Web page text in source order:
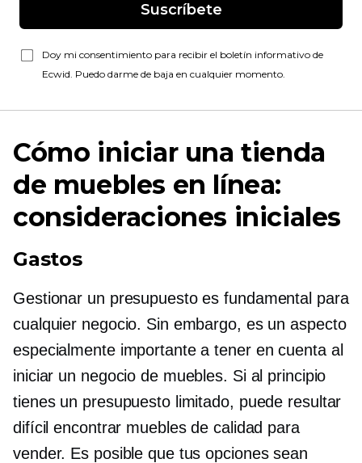
Suscríbete
Doy mi consentimiento para recibir el boletín informativo de
Ecwid. Puedo darme de baja en cualquier momento.
Cómo iniciar una tienda
de muebles en línea:
consideraciones iniciales
Gastos
Gestionar un presupuesto es fundamental para
cualquier negocio. Sin embargo, es un aspecto
especialmente importante a tener en cuenta al
iniciar un negocio de muebles. Si al principio
tienes un presupuesto limitado, puede resultar
difícil encontrar muebles de calidad para
vender. Es posible que tus opciones sean